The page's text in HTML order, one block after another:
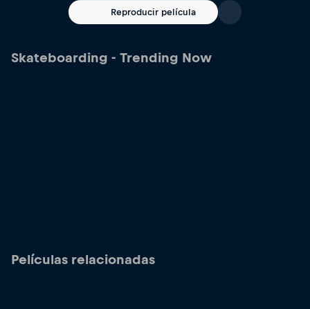
Reproducir película
Skateboarding - Trending Now
Películas relacionadas